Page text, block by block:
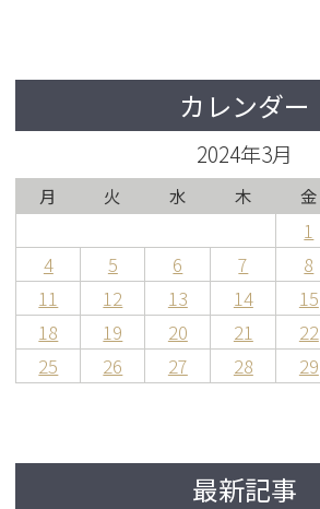
カレンダー
2024年3月
月 火 水 木 金
1
4
5 6 7 8
11
12 13 14 15
18
19 20 21 22
25
26 27 28 29
最新記事